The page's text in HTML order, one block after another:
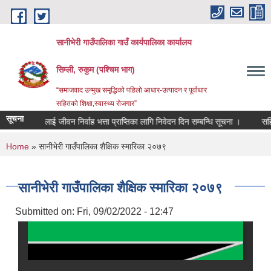
Skip to main content
सानीभेरी गाउँपालिका गाउँ कार्यपालिका कार्यालय
सिम्ली, रुकुम (पश्चिम भाग)
“समाजवाद उन्मुख समृद्धिको पहिलो आधार-उत्पादन र पूर्वाधार
सहितको शिक्षा,स्वास्थ्य रोजगार”
सूचना जीवन निर्वाह भत्ता प्राप्तिका लागि निवेदन दिन सम्बन्धि सूचना । सहिद
You are here
Home » सानीभेरी गाउँपालिका शैक्षिक स्मारिका २०७९
सानीभेरी गाउँपालिका शैक्षिक स्मारिका २०७९
Submitted on: Fri, 09/02/2022 - 12:47